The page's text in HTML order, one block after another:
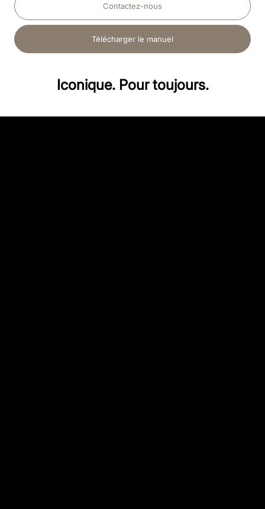
Contactez-nous
Télécharger le manuel
Iconique. Pour toujours.